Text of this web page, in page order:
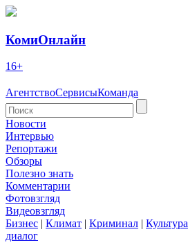
КомиОнлайн
16+
АгентствоСервисыКоманда
Новости
Интервью
Репортажи
Обзоры
Полезно знать
Комментарии
Фотовзгляд
Видеовзгляд
Бизнес | Климат | Криминал | Культура
диалог